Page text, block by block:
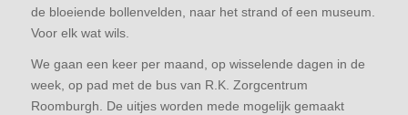
de bloeiende bollenvelden, naar het strand of een museum.
Voor elk wat wils.
We gaan een keer per maand, op wisselende dagen in de
week, op pad met de bus van R.K. Zorgcentrum
Roomburgh. De uitjes worden mede mogelijk gemaakt